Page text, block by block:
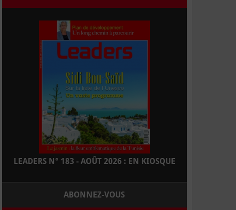
LEADERS N° 183 - AOÛT 2026 : EN KIOSQUE
ABONNEZ-VOUS